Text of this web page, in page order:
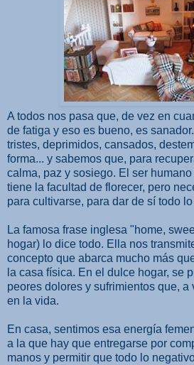
A todos nos pasa que, de vez en
de fatiga y eso es bueno, es
tristes, deprimidos, cansados,
forma... y sabemos que, para
calma, paz y sosiego. El ser
tiene la facultad de florecer, pero
para cultivarse, para dar de sí todo
La famosa frase inglesa "home,
hogar) lo dice todo. Ella nos
concepto que abarca mucho más
la casa física. En el dulce hogar, se
peores dolores y sufrimientos que,
en la vida.
En casa, sentimos esa energía
a la que hay que entregarse por
manos y permitir que todo lo